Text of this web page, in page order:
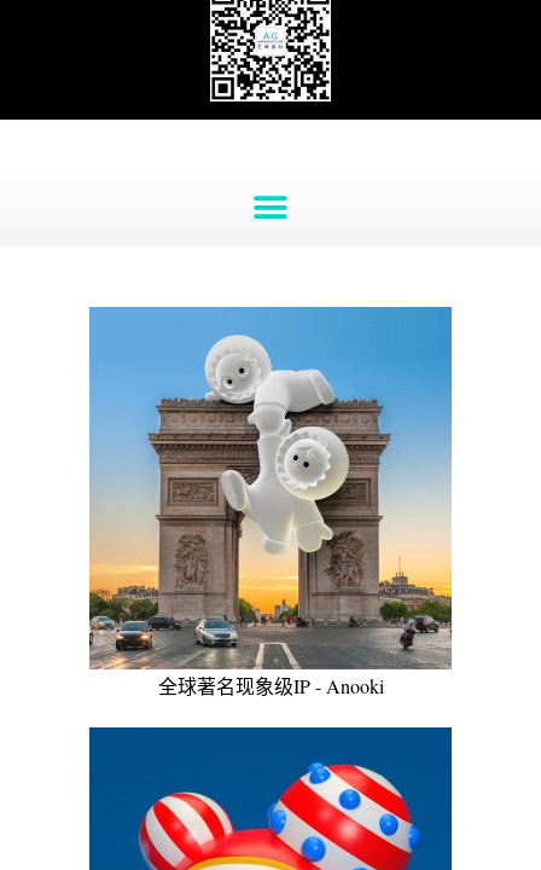
全球著名现象级IP - Anooki